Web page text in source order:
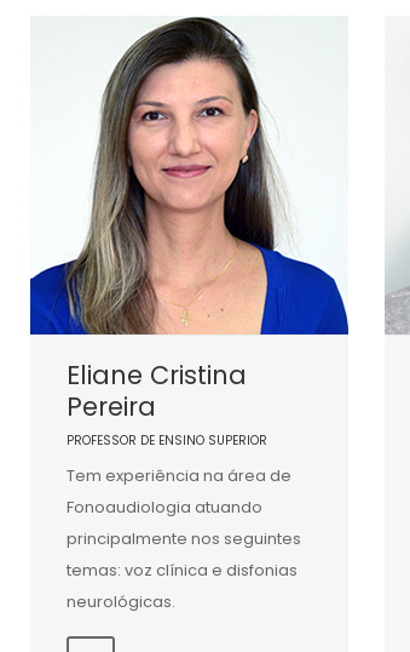
Eliane Cristina
Pereira
PROFESSOR DE ENSINO SUPERIOR
Tem experiência na área de
Fonoaudiologia atuando
principalmente nos seguintes
temas: voz clínica e disfonias
neurológicas.